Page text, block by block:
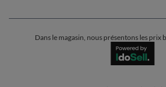
Dans le magasin, nous présentons les prix